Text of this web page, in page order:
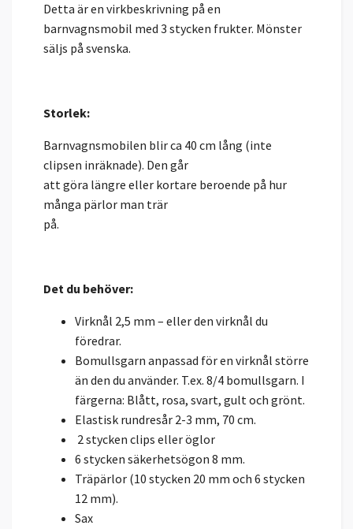
Detta är en virkbeskrivning på en
barnvagnsmobil med 3 stycken frukter. Mönster
säljs på svenska.
Storlek:
Barnvagnsmobilen blir ca 40 cm lång (inte
clipsen inräknade). Den går
att göra längre eller kortare beroende på hur
många pärlor man trär
på.
Det du behöver:
Virknål 2,5 mm – eller den virknål du
föredrar.
Bomullsgarn anpassad för en virknål större
än den du använder. T.ex. 8/4 bomullsgarn. I
färgerna: Blått, rosa, svart, gult och grönt.
Elastisk rundresår 2-3 mm, 70 cm.
2 stycken clips eller öglor
6 stycken säkerhetsögon 8 mm.
Träpärlor (10 stycken 20 mm och 6 stycken
12 mm).
Sax